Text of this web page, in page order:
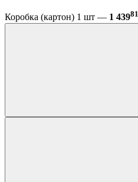
Коробка (картон) 1 шт — 1 43981